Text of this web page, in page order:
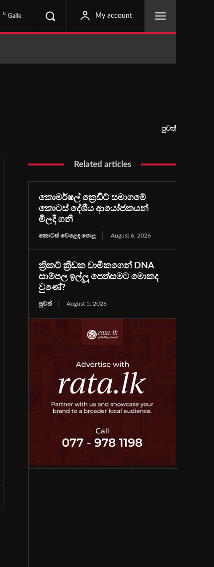
C Galle My account
පුවත්
Related articles
කොමර්ෂල් ක්‍රෙඩිට් සමාගමේ
කොටස් දේශීය ආයෝජකයන්
මිලදී ගනී
කොටස් වෙළෙඳ පොළ August 6, 2026
ක්‍රිකට් ක්‍රීඩක චාමිකගෙන් DNA
සාම්පල ඉල්ලූ පෙත්සමට මොකද
වුණේ?
පුවත් August 5, 2026